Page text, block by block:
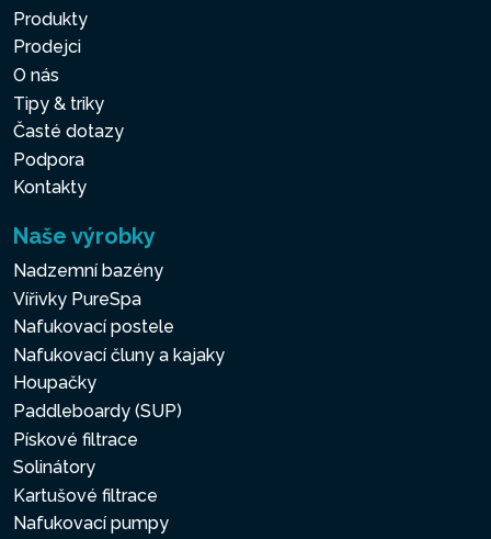
Produkty
Prodejci
O nás
Tipy & triky
Časté dotazy
Podpora
Kontakty
Naše výrobky
Nadzemní bazény
Vířivky PureSpa
Nafukovací postele
Nafukovací čluny a kajaky
Houpačky
Paddleboardy (SUP)
Pískové filtrace
Solinátory
Kartušové filtrace
Nafukovací pumpy